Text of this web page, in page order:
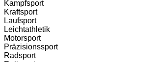
Kampfsport
Kraftsport
Laufsport
Leichtathletik
Motorsport
Präzisionssport
Radsport